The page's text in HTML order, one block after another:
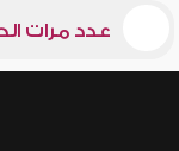
عدد مرات